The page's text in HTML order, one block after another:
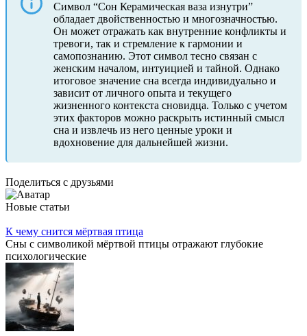
Символ “Сон Керамическая ваза изнутри”
обладает двойственностью и многозначностью.
Он может отражать как внутренние конфликты и
тревоги, так и стремление к гармонии и
самопознанию. Этот символ тесно связан с
женским началом, интуицией и тайной. Однако
итоговое значение сна всегда индивидуально и
зависит от личного опыта и текущего
жизненного контекста сновидца. Только с учетом
этих факторов можно раскрыть истинный смысл
сна и извлечь из него ценные уроки и
вдохновение для дальнейшей жизни.
Поделиться с друзьями
Новые статьи
К чему снится мёртвая птица
Сны с символикой мёртвой птицы отражают глубокие
психологические